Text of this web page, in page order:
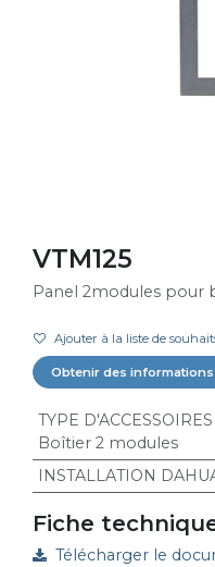
VTM125
Panel 2modules pour
Ajouter à la liste de
Obtenir des informations
TYPE
Boîtier 2 modules
INSTALLATION
Fiche
Télécharger le